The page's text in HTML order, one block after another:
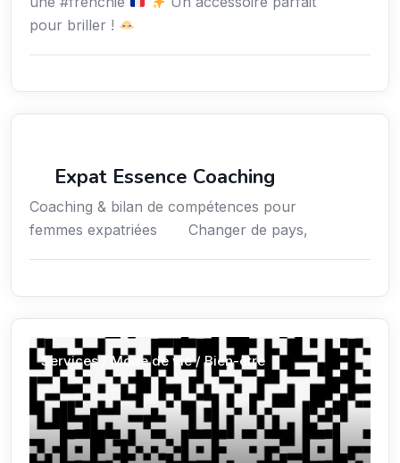
pour briller !
Expat Essence Coaching
Coaching & bilan de compétences pour
femmes expatriées Changer de pays,
Services / Mode de vie / Bien-être